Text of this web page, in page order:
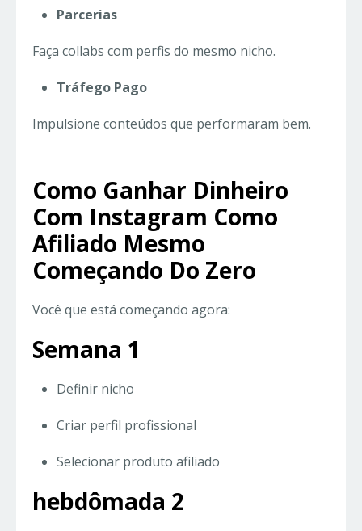
Parcerias
Faça collabs com perfis do mesmo nicho.
Tráfego Pago
Impulsione conteúdos que performaram bem.
Como Ganhar Dinheiro
Com Instagram Como
Afiliado Mesmo
Começando Do Zero
Você que está começando agora:
Semana 1
Definir nicho
Criar perfil profissional
Selecionar produto afiliado
hebdômada 2